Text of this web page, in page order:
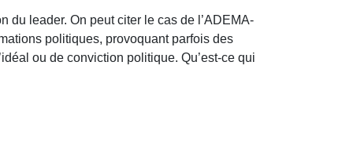
du leader. On peut citer le cas de l’ADEMA-
politiques, provoquant parfois des
ou de conviction politique. Qu’est-ce qui